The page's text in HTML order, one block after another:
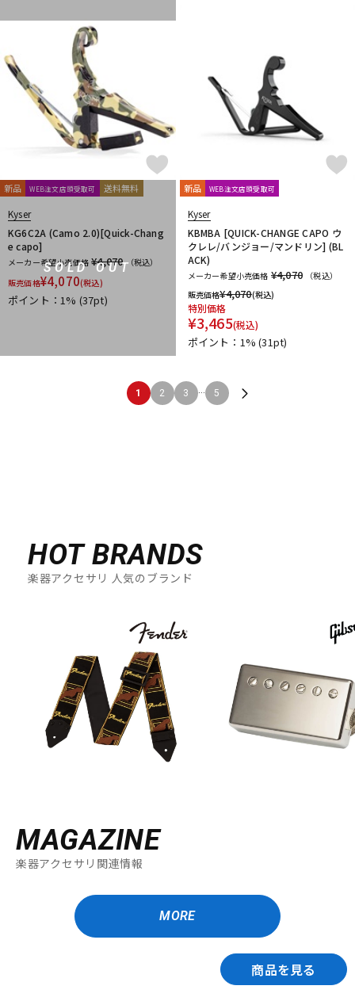
SOLD OUT
新品 WEB注文店頭受取可 送料無料
Kyser
KG6C2A (Camo 2.0)[Quick-Chang
e capo]
メーカー希望小売価格 ¥4,070 （税込）
販売価格¥4,070(税込)
ポイント：1% (37pt)
新品 WEB注文店頭受取可
Kyser
KBMBA [QUICK-CHANGE CAPO ウ
クレレ/バンジョー/マンドリン] (BL
ACK)
メーカー希望小売価格 ¥4,070
（税込）
販売価格¥4,070(税込)
特別価格
¥3,465(税込)
ポイント：1%(31pt)
1 2 3 ... 5
HOT BRANDS
楽器アクセサリ 人気のブランド
MAGAZINE
楽器アクセサリ関連情報
MORE
商品を見る